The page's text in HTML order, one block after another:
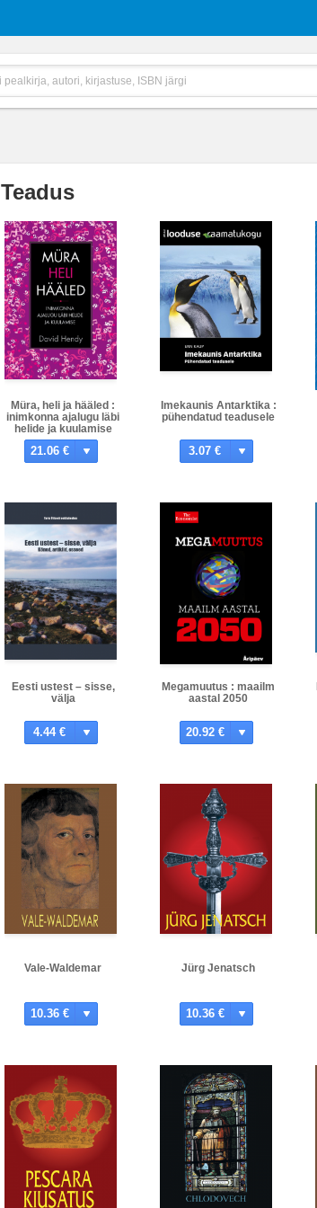
Teadus
Müra, heli ja hääled :
inimkonna ajalugu läbi
helide ja kuulamise
21.06 €
Imekaunis Antarktika :
pühendatud teadusele
3.07 €
Eesti ustest – sisse,
välja
4.44 €
Megamuutus : maailm
aastal 2050
20.92 €
Vale-Waldemar
10.36 €
Jürg Jenatsch
10.36 €